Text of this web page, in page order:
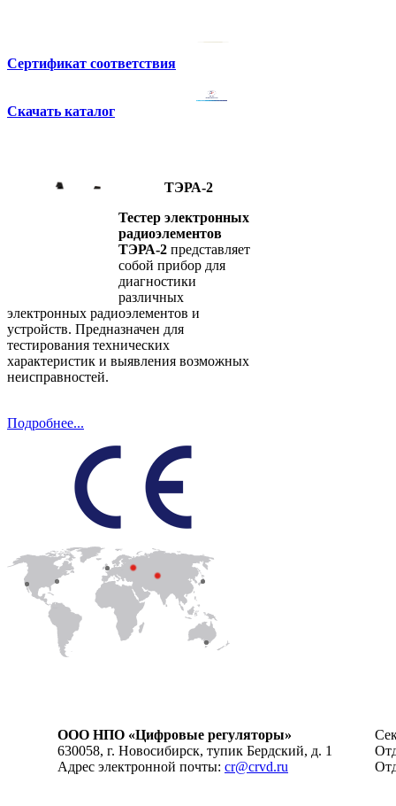
Сертификат соответствия
Скачать каталог
ТЭРА-2
Тестер электронных
радиоэлементов
ТЭРА-2 представляет
собой прибор для
диагностики
различных
электронных радиоэлементов и
устройств. Предназначен для
тестирования технических
характеристик и выявления возможных
неисправностей.
Подробнее...
ООО НПО «Цифровые регуляторы»
630058, г. Новосибирск, тупик Бердский, д. 1
Адрес электронной почты: cr@crvd.ru